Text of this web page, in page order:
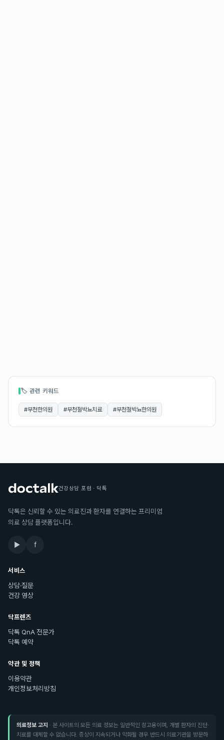
🏷 관련 키워드
#부천한의원 #부천절박뇨치료 #부천절박뇨한의원
건강상담 포럼 · 닥톡
닥톡은 신뢰할 수 있는 의료진과 환자를 연결하는 프리미엄
의료 상담 플랫폼입니다.
▶ f
서비스
상담·질문
건강 영상
닥프렌즈
닥톡 QnA 전문가
닥톡 예약
약관 및 정책
이용약관
개인정보처리방침
의료정보 고지 · 본 사이트의 모든 의료 정보는 일반적인 참고용이며, 개별 환자의 진단·
치료를 대체할 수 없습니다. 증상이 지속되거나 악화될 경우 반드시 의료기관을 방문하